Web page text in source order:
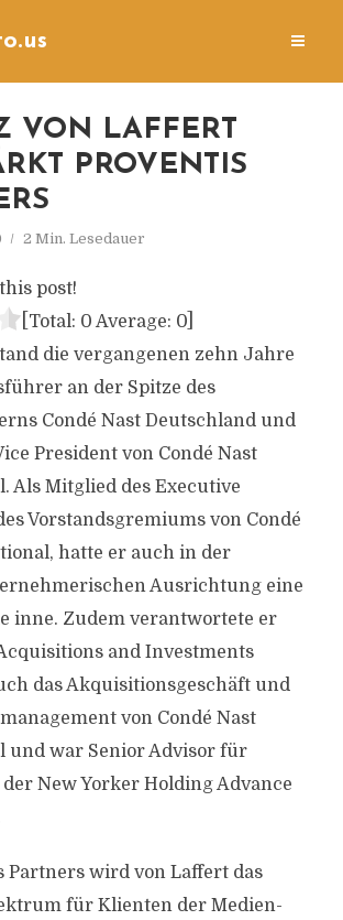
VON LAFFERT
PROVENTIS
2 Min. Lesedauer
post!
[Total: 0 Average: 0]
die vergangenen zehn Jahre
an der Spitze des
Condé Nast Deutschland und
President von Condé Nast
Als Mitglied des Executive
Vorstandsgremiums von Condé
hatte er auch in der
Ausrichtung eine
inne. Zudem verantwortete er
and Investments
das Akquisitionsgeschäft und
von Condé Nast
und war Senior Advisor für
New Yorker Holding Advance
Partners wird von Laffert das
für Klienten der Medien-